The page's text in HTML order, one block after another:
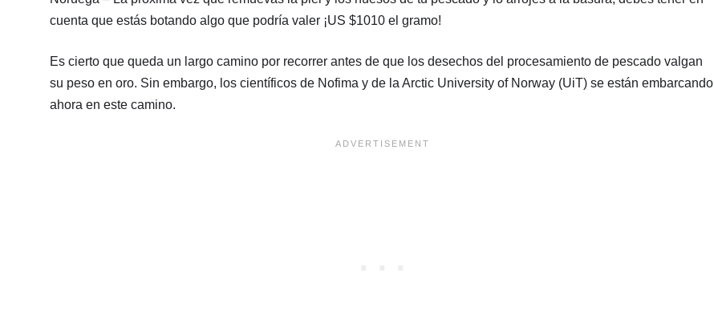
cuenta que estás botando algo que podría valer ¡US $1010 el gramo!
Es cierto que queda un largo camino por recorrer antes de que los desechos del procesamiento de pescado valgan
su peso en oro. Sin embargo, los científicos de Nofima y de la Arctic University of Norway (UiT) se están embarcando
ahora en este camino.